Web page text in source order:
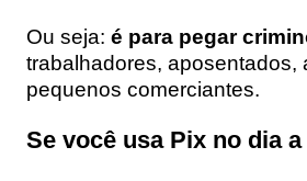
Ou seja: é para pegar
trabalhadores, aposentados,
pequenos comerciantes.
Se você usa Pix no dia a